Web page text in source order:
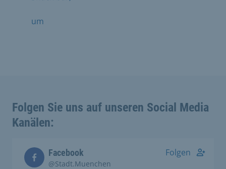
um
Folgen Sie uns auf unseren Social Media
Kanälen:
Facebook
@Stadt.Muenchen
Folgen